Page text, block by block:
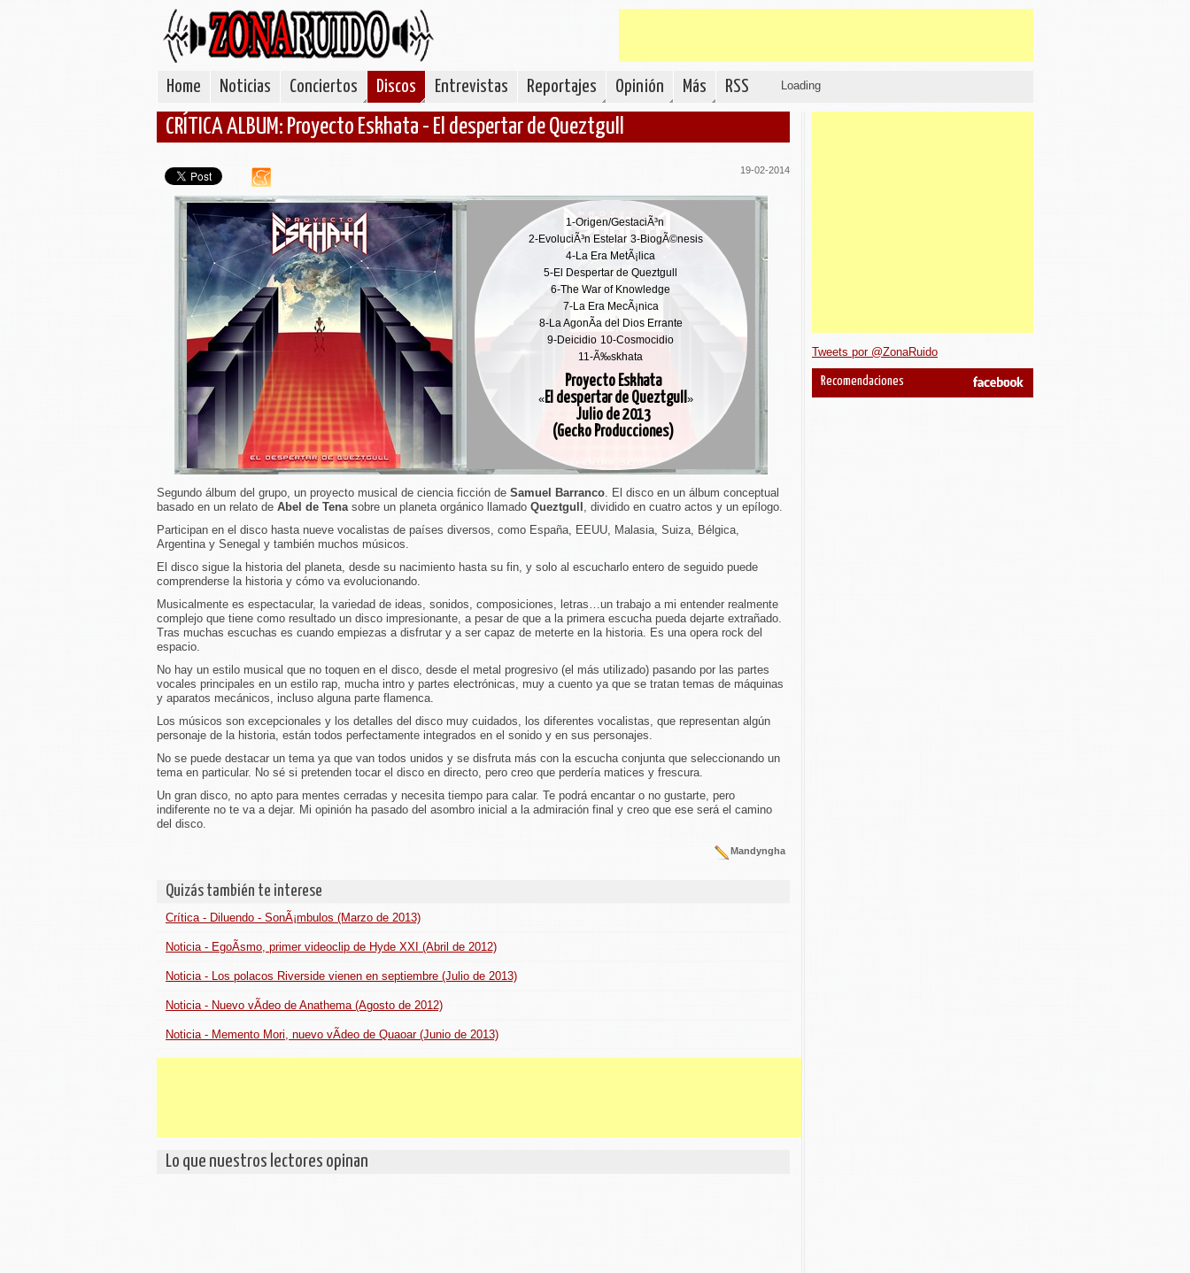
Home Noticias Conciertos Discos Entrevistas Reportajes Opinión Más RSS Loading
CRÍTICA ALBUM: Proyecto Eskhata - El despertar de Queztgull
19-02-2014
1-Origen/GestaciÃ³n
2-EvoluciÃ³n Estelar 3-BiogÃ©nesis
4-La Era MetÃ¡lica
5-El Despertar de Queztgull
6-The War of Knowledge
7-La Era MecÃ¡nica
8-La AgonÃ­a del Dios Errante
9-Deicidio 10-Cosmocidio
11-Ã‰skhata
Proyecto Eskhata
« El despertar de Queztgull»
Julio de 2013
(Gecko Producciones)
Segundo álbum del grupo, un proyecto musical de ciencia ficción de Samuel Barranco. El disco en un álbum conceptual
basado en un relato de Abel de Tenasobre un planeta orgánico llamado Queztgull , dividido en cuatro actos y un epílogo.
Participan en el disco hasta nueve vocalistas de países diversos, como España, EEUU, Malasia, Suiza, Bélgica,
Argentina y Senegal y también muchos músicos.
El disco sigue la historia del planeta, desde su nacimiento hasta su fin, y solo al escucharlo entero de seguido puede
comprenderse la historia y cómo va evolucionando.
Musicalmente es espectacular, la variedad de ideas, sonidos, composiciones, letras…un trabajo a mi entender realmente
complejo que tiene como resultado un disco impresionante, a pesar de que a la primera escucha pueda dejarte extrañado.
Tras muchas escuchas es cuando empiezas a disfrutar y a ser capaz de meterte en la historia. Es una opera rock del
espacio.
No hay un estilo musical que no toquen en el disco, desde el metal progresivo (el más utilizado) pasando por las partes
vocales principales en un estilo rap, mucha intro y partes electrónicas, muy a cuento ya que se tratan temas de máquinas
y aparatos mecánicos, incluso alguna parte flamenca.
Los músicos son excepcionales y los detalles del disco muy cuidados, los diferentes vocalistas, que representan algún
personaje de la historia, están todos perfectamente integrados en el sonido y en sus personajes.
No se puede destacar un tema ya que van todos unidos y se disfruta más con la escucha conjunta que seleccionando un
tema en particular. No sé si pretenden tocar el disco en directo, pero creo que perdería matices y frescura.
Un gran disco, no apto para mentes cerradas y necesita tiempo para calar. Te podrá encantar o no gustarte, pero
indiferente no te va a dejar. Mi opinión ha pasado del asombro inicial a la admiración final y creo que ese será el camino
del disco.
Mandyngha
Quizás también te interese
Crítica - Diluendo - SonÃ¡mbulos (Marzo de 2013)
Noticia - EgoÃ­smo, primer videoclip de Hyde XXI (Abril de 2012)
Noticia - Los polacos Riverside vienen en septiembre (Julio de 2013)
Noticia - Nuevo vÃ­deo de Anathema (Agosto de 2012)
Noticia - Memento Mori, nuevo vÃ­deo de Quaoar (Junio de 2013)
Lo que nuestros lectores opinan
Tweets por @ZonaRuido
Recomendaciones